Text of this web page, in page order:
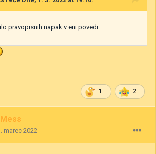
pravopisnih napak v eni povedi.
1 2
marec 2022